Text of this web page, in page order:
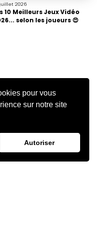
pour vous
sur notre site
Autoriser
2026
10 Meilleurs Jeux Vidéo
selon les joueurs 😍